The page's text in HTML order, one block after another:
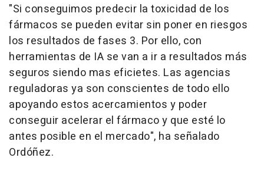
"Si conseguimos predecir la toxicidad de los
fármacos se pueden evitar sin poner en riesgos
los resultados de fases 3. Por ello, con
herramientas de IA se van a ir a resultados más
seguros siendo mas eficietes. Las agencias
reguladoras ya son conscientes de todo ello
apoyando estos acercamientos y poder
conseguir acelerar el fármaco y que esté lo
antes posible en el mercado", ha señalado
Ordóñez.